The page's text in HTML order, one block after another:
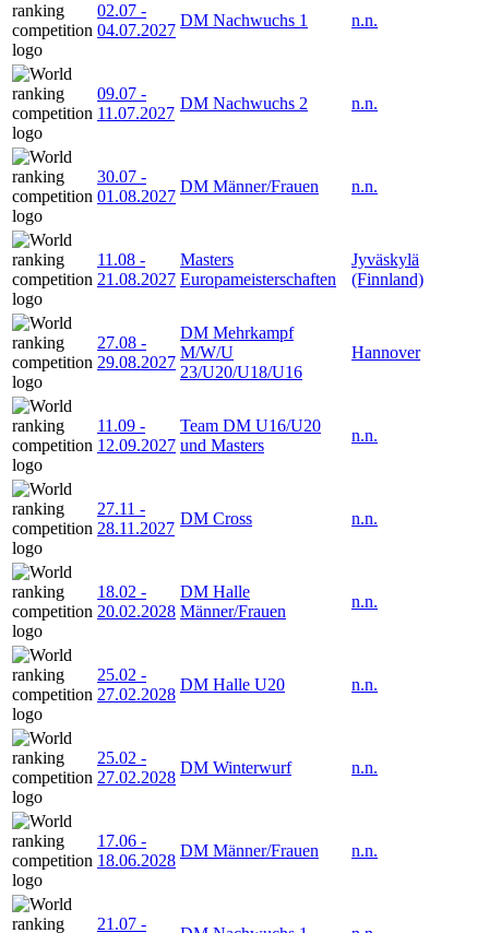
02.07 -
04.07.2027
DM Nachwuchs 1 n.n.
09.07 -
11.07.2027
DM Nachwuchs 2 n.n.
30.07 -
01.08.2027
DM Männer/Frauen n.n.
11.08 -
21.08.2027
Masters
Europameisterschaften
Jyväskylä
(Finnland)
27.08 -
29.08.2027
DM Mehrkampf
M/W/U
23/U20/U18/U16
Hannover
11.09 -
12.09.2027
Team DM U16/U20
und Masters
n.n.
27.11 -
28.11.2027
DM Cross n.n.
18.02 -
20.02.2028
DM Halle
Männer/Frauen
n.n.
25.02 -
27.02.2028
DM Halle U20 n.n.
25.02 -
27.02.2028
DM Winterwurf n.n.
17.06 -
18.06.2028
DM Männer/Frauen n.n.
21.07 -